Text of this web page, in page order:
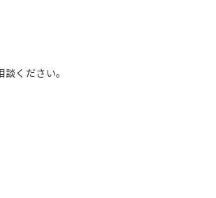
ください。